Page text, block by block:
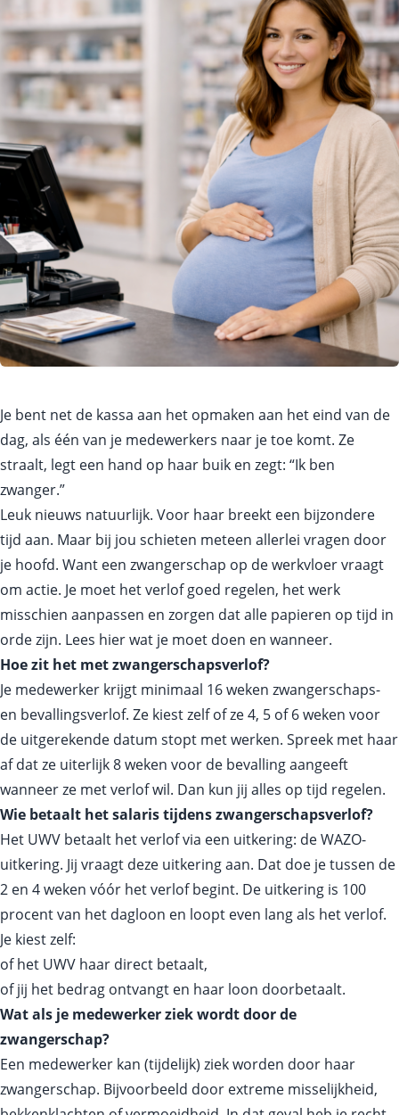
Je bent net de kassa aan het opmaken aan het eind van de
dag, als één van je medewerkers naar je toe komt. Ze
straalt, legt een hand op haar buik en zegt: “Ik ben
zwanger.”
Leuk nieuws natuurlijk. Voor haar breekt een bijzondere
tijd aan. Maar bij jou schieten meteen allerlei vragen door
je hoofd. Want een zwangerschap op de werkvloer vraagt
om actie. Je moet het verlof goed regelen, het werk
misschien aanpassen en zorgen dat alle papieren op tijd in
orde zijn. Lees hier wat je moet doen en wanneer.
Hoe zit het met zwangerschapsverlof?
Je medewerker krijgt minimaal 16 weken zwangerschaps-
en bevallingsverlof. Ze kiest zelf of ze 4, 5 of 6 weken voor
de uitgerekende datum stopt met werken. Spreek met haar
af dat ze uiterlijk 8 weken voor de bevalling aangeeft
wanneer ze met verlof wil. Dan kun jij alles op tijd regelen.
Wie betaalt het salaris tijdens zwangerschapsverlof?
Het UWV betaalt het verlof via een uitkering: de WAZO-
uitkering. Jij vraagt deze uitkering aan. Dat doe je tussen de
2 en 4 weken vóór het verlof begint. De uitkering is 100
procent van het dagloon en loopt even lang als het verlof.
Je kiest zelf:
of het UWV haar direct betaalt,
of jij het bedrag ontvangt en haar loon doorbetaalt.
Wat als je medewerker ziek wordt door de
zwangerschap?
Een medewerker kan (tijdelijk) ziek worden door haar
zwangerschap. Bijvoorbeeld door extreme misselijkheid,